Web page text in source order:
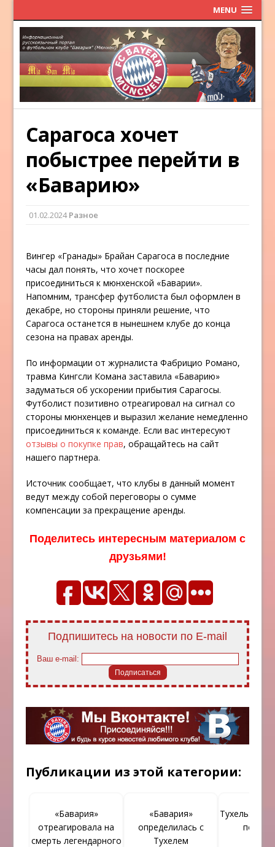
MENU
Сарагоса хочет
побыстрее перейти в
«Баварию»
01.02.2024Разное
Вингер «Гранады» Брайан Сарагоса в последние
часы дал понять, что хочет поскорее
присоединиться к мюнхенской «Баварии».
Напомним, трансфер футболиста был оформлен в
декабре, но стороны приняли решение, что
Сарагоса останется в нынешнем клубе до конца
сезона на правах аренды.
По информации от журналиста Фабрицио Романо,
травма Кингсли Комана заставила «Баварию»
задуматься об ускорении прибытия Сарагосы.
Футболист позитивно отреагировал на сигнал со
стороны мюнхенцев и выразил желание немедленно
присоединиться к команде. Если вас интересуют
отзывы о покупке прав, обращайтесь на сайт
нашего партнера.
Источник сообщает, что клубы в данный момент
ведут между собой переговоры о сумме
компенсации за прекращение аренды.
Поделитесь интересным материалом с
друзьями!
Подпишитесь на новости по E-mail
Ваш e-mail:
Публикации из этой категории:
«Бавария»
отреагировала на
смерть легендарного
«Бавария»
определилась с
Тухелем
Тухель: